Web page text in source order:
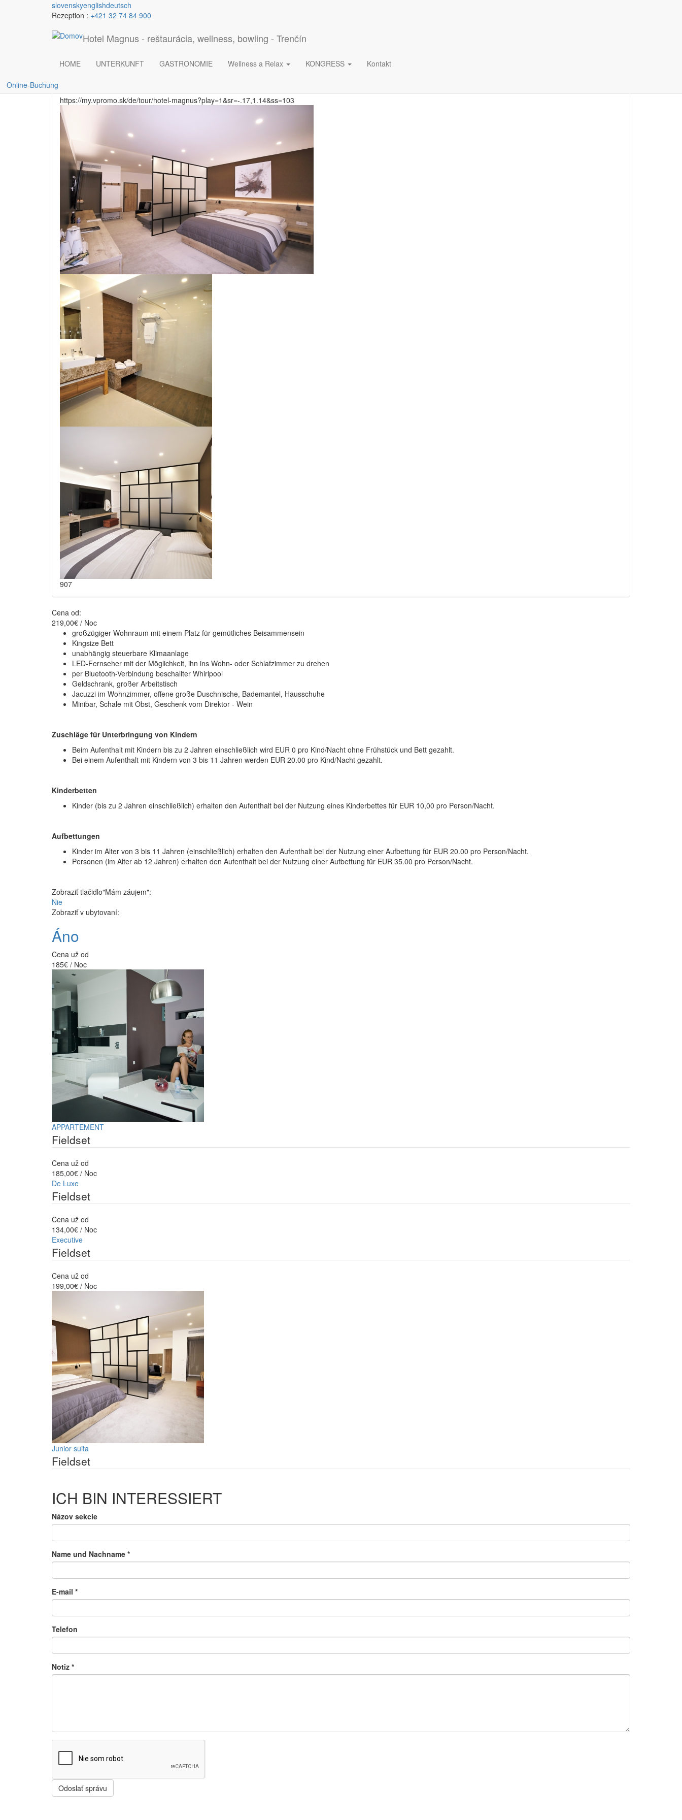
Skočiť na hlavný obsah
slovenskyenglishdeutsch
Rezeption : +421 32 74 84 900
Hotel Magnus - reštaurácia, wellness, bowling - Trenčín
HOME UNTERKUNFT GASTRONOMIE Wellness a Relax KONGRESS Kontakt
Online-Buchung
King suita
rightdetail
https://my.vpromo.sk/de/tour/hotel-magnus?play=1&sr=-.17,1.14&ss=103
907
Cena od:
219,00€ / Noc
großzügiger Wohnraum mit einem Platz für gemütliches Beisammensein
Kingsize Bett
unabhängig steuerbare Klimaanlage
LED-Fernseher mit der Möglichkeit, ihn ins Wohn- oder Schlafzimmer zu drehen
per Bluetooth-Verbindung beschallter Whirlpool
Geldschrank, großer Arbeitstisch
Jacuzzi im Wohnzimmer, offene große Duschnische, Bademantel, Hausschuhe
Minibar, Schale mit Obst, Geschenk vom Direktor - Wein
Zuschläge für Unterbringung von Kindern
Beim Aufenthalt mit Kindern bis zu 2 Jahren einschließlich wird EUR 0 pro Kind/Nacht ohne Frühstück und Bett gezahlt.
Bei einem Aufenthalt mit Kindern von 3 bis 11 Jahren werden EUR 20.00 pro Kind/Nacht gezahlt.
Kinderbetten
Kinder (bis zu 2 Jahren einschließlich) erhalten den Aufenthalt bei der Nutzung eines Kinderbettes für EUR 10,00 pro Person/Nacht.
Aufbettungen
Kinder im Alter von 3 bis 11 Jahren (einschließlich) erhalten den Aufenthalt bei der Nutzung einer Aufbettung für EUR 20.00 pro Person/Nacht.
Personen (im Alter ab 12 Jahren) erhalten den Aufenthalt bei der Nutzung einer Aufbettung für EUR 35.00 pro Person/Nacht.
Zobraziť tlačidlo"Mám záujem":
Nie
Zobraziť v ubytovaní:
Áno
Cena už od
185€ / Noc
APPARTEMENT
Fieldset
Cena už od
185,00€ / Noc
De Luxe
Fieldset
Cena už od
134,00€ / Noc
Executive
Fieldset
Cena už od
199,00€ / Noc
Junior suita
Fieldset
ICH BIN INTERESSIERT
Názov sekcie
Name und Nachname *
E-mail *
Telefon
Notiz *
Odoslať správu